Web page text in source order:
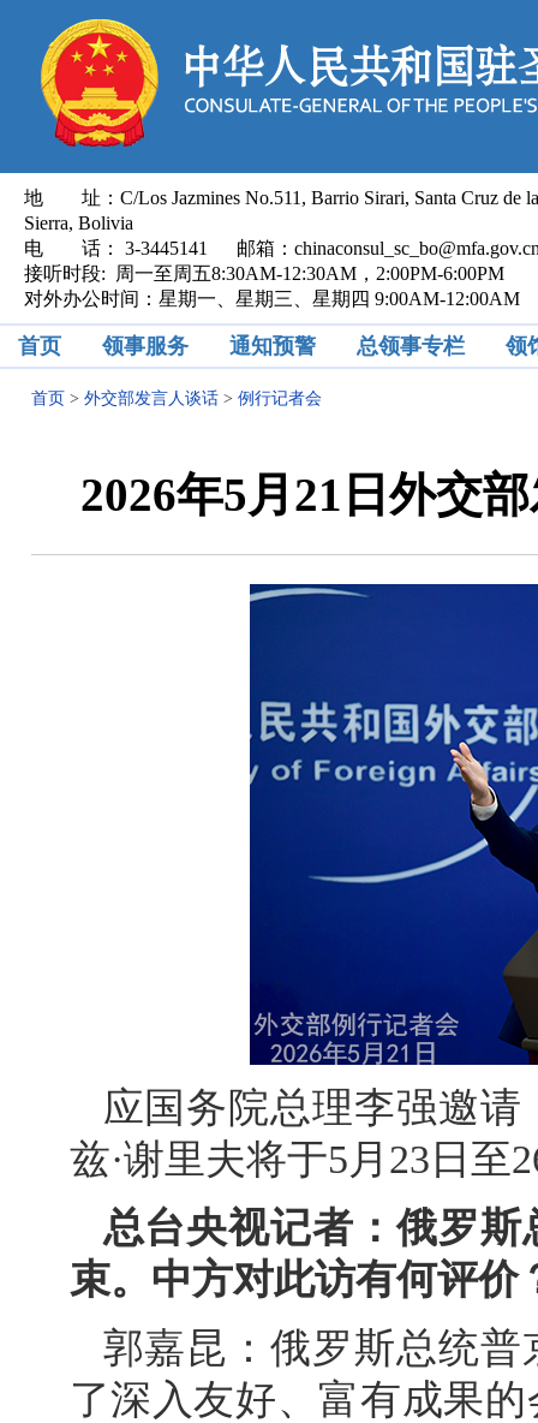
地 址：C/Los Jazmines No.511, Barrio Sirari, Santa Cruz de la
Sierra, Bolivia
电 话： 3-3445141 邮箱：
接听时段: 周一至周五8:30AM-12:30AM，2:00PM-6:00PM
对外办公时间：星期一、星期三、星期四 9:00AM-12:00AM
首页 领事服务 通知预警 总领事专栏 领
首页 > 外交部发言人谈话> 例行记者会
2026年5月21日外交
应国务院总理李强邀
兹·谢里夫将于5月23日至
总台央视记者：俄罗
束。中方对此访有何评价
郭嘉昆：俄罗斯总统
了深入友好、富有成果